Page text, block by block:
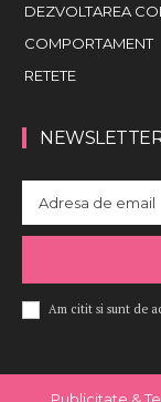
DEZVOLTAREA
COMPORTAMENT
RETETE
Am citit si sunt de
Publicitate &